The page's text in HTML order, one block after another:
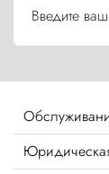
Введите